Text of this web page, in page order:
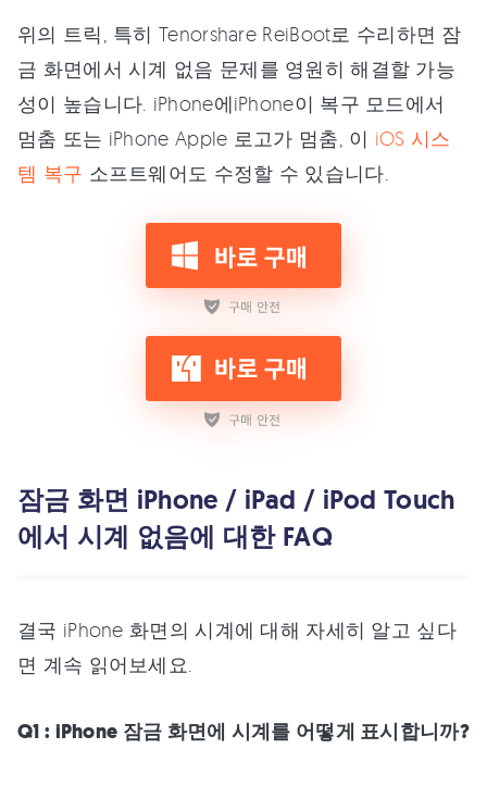
위의 트릭, 특히 Tenorshare ReiBoot로 수리하면 잠
금 화면에서 시계 없음 문제를 영원히 해결할 가능
성이 높습니다. iPhone에iPhone이 복구 모드에서
멈춤 또는 iPhone Apple 로고가 멈춤, 이 iOS 시스
템 복구 소프트웨어도 수정할 수 있습니다.
잠금 화면 iPhone / iPad / iPod Touch
에서 시계 없음에 대한 FAQ
결국 iPhone 화면의 시계에 대해 자세히 알고 싶다
면 계속 읽어보세요.
Q1 : iPhone 잠금 화면에 시계를 어떻게 표시합니까?